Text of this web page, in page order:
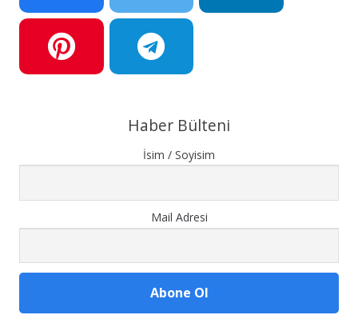
Haber Bülteni
İsim / Soyisim
Mail Adresi